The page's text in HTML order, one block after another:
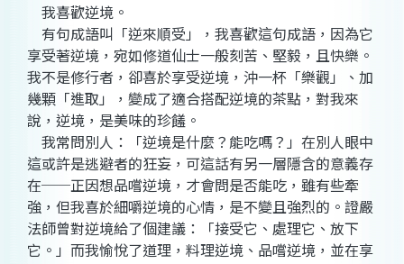
我喜歡逆境。
有句成語叫「逆來順受」，我喜歡這句成語，因為它
享受著逆境，宛如修道仙士一般刻苦、堅毅，且快樂。
我不是修行者，卻喜於享受逆境，沖一杯「樂觀」、加
幾顆「進取」，變成了適合搭配逆境的茶點，對我來
說，逆境，是美味的珍饈。
我常問別人：「逆境是什麼？能吃嗎？」在別人眼中
這或許是逃避者的狂妄，可這話有另一層隱含的意義存
在──正因想品嚐逆境，才會問是否能吃，雖有些牽
強，但我喜於細嚼逆境的心情，是不變且強烈的。證嚴
法師曾對逆境給了個建議：「接受它、處理它、放下
它。」而我愉悅了道理，料理逆境、品嚐逆境，並在享